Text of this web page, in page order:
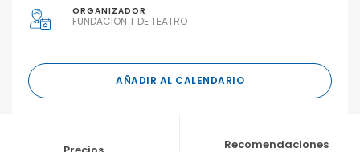
ORGANIZADOR
FUNDACION T DE TEATRO
AÑADIR AL CALENDARIO
Recomendaciones